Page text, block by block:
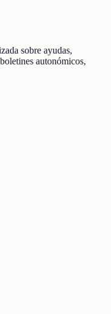
sobre ayudas,
autonómicos,